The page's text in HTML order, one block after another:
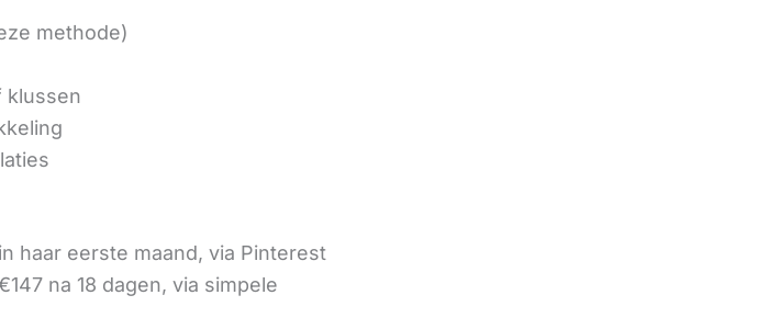
methode)
klussen
haar eerste maand, via Pinterest
na 18 dagen, via simpele